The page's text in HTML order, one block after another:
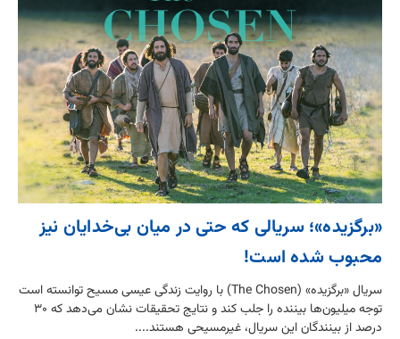
«برگزیده»؛ سریالی که حتی در میان بی‌خدایان نیز
محبوب شده است!
سریال «برگزیده» (The Chosen) با روایت زندگی عیسی مسیح توانسته است
توجه میلیون‌ها بیننده را جلب کند و نتایج تحقیقات نشان می‌دهد که ۳۰
درصد از بینندگان این سریال، غیرمسیحی هستند....